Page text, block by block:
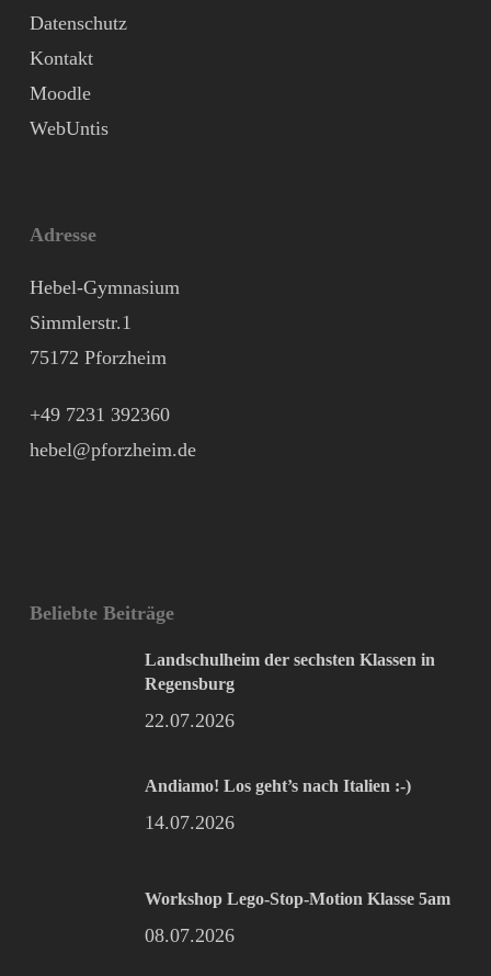
Datenschutz
Kontakt
Moodle
WebUntis
Adresse
Hebel-Gymnasium
Simmlerstr.1
75172 Pforzheim
+49 7231 392360
hebel@pforzheim.de
Beliebte Beiträge
Landschulheim der sechsten Klassen in
Regensburg
22.07.2026
Andiamo! Los geht’s nach Italien :-)
14.07.2026
Workshop Lego-Stop-Motion Klasse 5am
08.07.2026